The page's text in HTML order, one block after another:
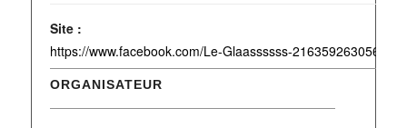
Site :
https://www.facebook.com/Le-Glaassssss-
ORGANISATEUR